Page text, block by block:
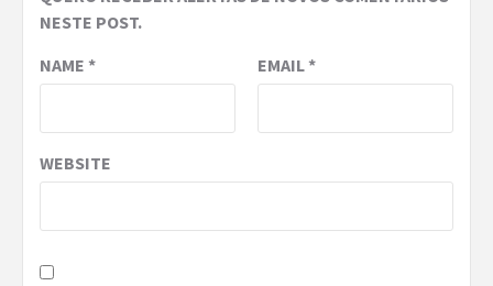
NESTE POST.
NAME * EMAIL*
WEBSITE